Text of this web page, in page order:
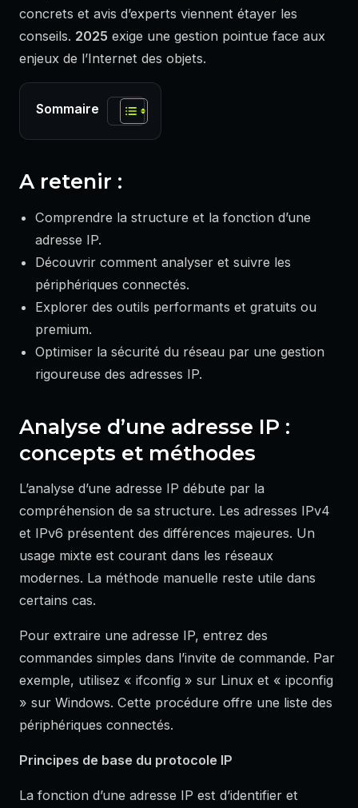
concrets et avis d’experts viennent étayer les
conseils. 2025 exige une gestion pointue face aux
enjeux de l’Internet des objets.
Sommaire
A retenir :
Comprendre la structure et la fonction d’une
adresse IP.
Découvrir comment analyser et suivre les
périphériques connectés.
Explorer des outils performants et gratuits ou
premium.
Optimiser la sécurité du réseau par une gestion
rigoureuse des adresses IP.
Analyse d’une adresse IP :
concepts et méthodes
L’analyse d’une adresse IP débute par la
compréhension de sa structure. Les adresses IPv4
et IPv6 présentent des différences majeures. Un
usage mixte est courant dans les réseaux
modernes. La méthode manuelle reste utile dans
certains cas.
Pour extraire une adresse IP, entrez des
commandes simples dans l’invite de commande. Par
exemple, utilisez « ifconfig » sur Linux et « ipconfig
» sur Windows. Cette procédure offre une liste des
périphériques connectés.
Principes de base du protocole IP
La fonction d’une adresse IP est d’identifier et